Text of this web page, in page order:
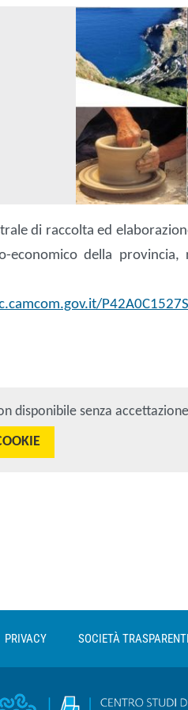
di raccolta ed
economico della
disponibile senza
PRIVACY SOCIETÀ